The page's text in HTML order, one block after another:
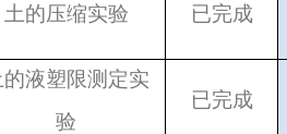
土的压缩实验 已完成
液塑限测定实
验
已完成